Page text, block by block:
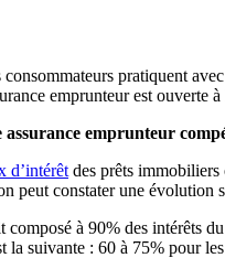
pratiquent
emprunteur est
assurance emprunteur
d’intérêt des prêts immobiliers
peut constater une évolution
composé à 90% des intérêts
la suivante : 60 à 75% pour